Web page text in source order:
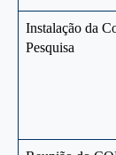
Instalação da
Pesquisa